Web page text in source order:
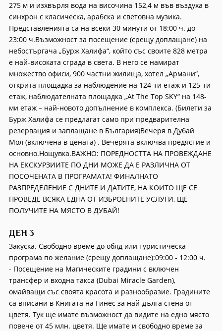
275 м и изхвърля вода на височина 152,4 м във въздуха в
синхрон с класическа, арабска и световна музика.
Представленията са на всеки 30 минути от 18:00 ч. до
23:00 ч.Възможност за посещение (срещу доплащане) на
небостъргача „Бурж Халифа“, който със своите 828 метра
е най-високата сграда в света. В него се намират
множество офиси, 900 частни жилища, хотел „Армани“,
открита площадка за наблюдение на 124-ти етаж и 125-ти
етаж, наблюдателната площадка „At The Top SKY“ на 148-
ми етаж – най-новото допълнение в комплекса. (Билети за
Бурж Халифа се предлагат само при предварителна
резервация и заплащане в България)Вечеря в Дубай
Мол (включена в цената) . Вечерята включва предястиe и
основно.Нощувка.ВАЖНО: ПОРЕДНОСТТА НА ПРОВЕЖДАНЕ
НА ЕКСКУРЗИИТЕ ПО ДНИ МОЖЕ ДА Е РАЗЛИЧНА ОТ
ПОСОЧЕНАТА В ПРОГРАМАТА! ФИНАЛНАТО
РАЗПРЕДЕЛЕНИЕ С ДНИТЕ И ДАТИТЕ, НА КОИТО ЩЕ СЕ
ПРОВЕДЕ ВСЯКА ЕДНА ОТ ИЗБРОЕНИТЕ УСЛУГИ, ЩЕ
ПОЛУЧИТЕ НА МЯСТО В ДУБАЙ!
ДЕН 3
Закуска. Свободно време до обяд или туристическа
програма по желание (срещу доплащане):09:00 - 12:00 ч.
- Посещение на Магическите градини с включен
трансфер и входна такса (Dubai Miracle Garden),
омайващи със своята красота и разнообразие. Градините
са вписани в Книгата на Гинес за най-дълга стена от
цветя. Тук ще имате възможност да видите на едно място
повече от 45 млн. цветя. Ще имате и свободно време за